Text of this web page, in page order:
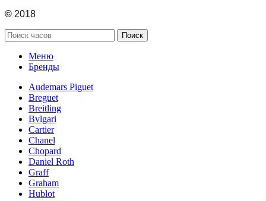
© 2018
Поиск
Меню
Бренды
Audemars Piguet
Breguet
Breitling
Bvlgari
Cartier
Chanel
Chopard
Daniel Roth
Graff
Graham
Hublot